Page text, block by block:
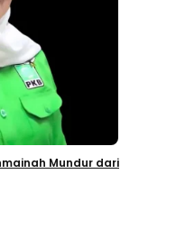
Mundur dari